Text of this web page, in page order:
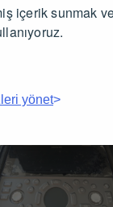
içerik sunmak
yönet